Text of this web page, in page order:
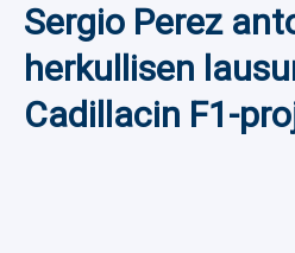
Jalkapallo
Yleisurheilu
Sergio Perez
herkullisen
Cadillacin F1-